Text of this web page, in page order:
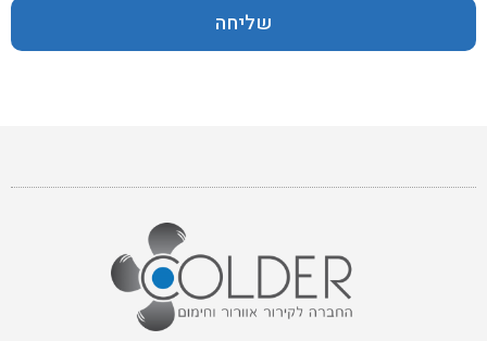
שליחה